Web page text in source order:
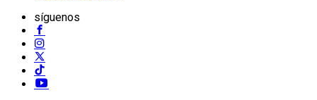
síguenos